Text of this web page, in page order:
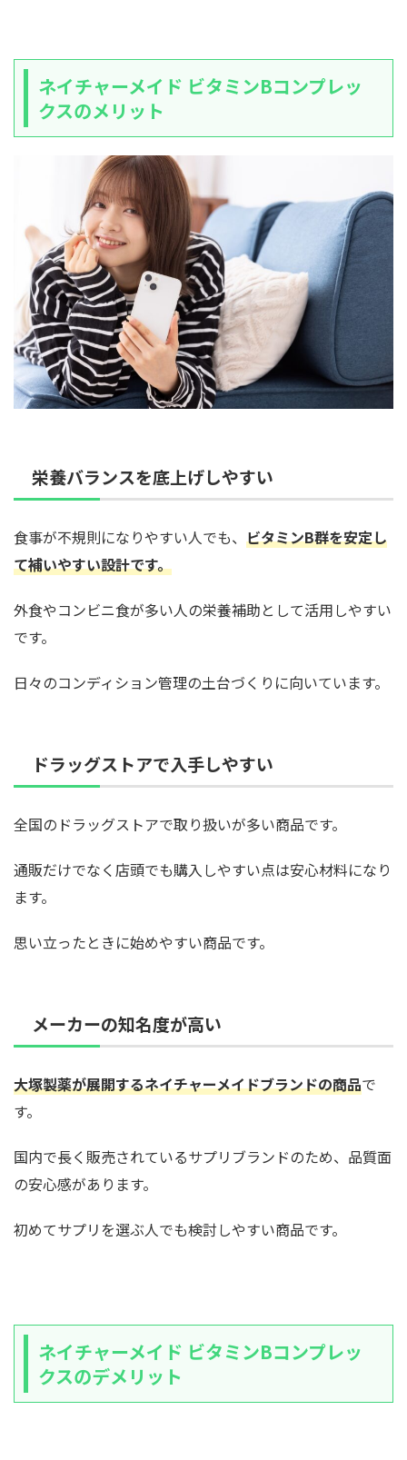
ネイチャーメイド ビタミンBコンプレッ
クスのメリット
栄養バランスを底上げしやすい
食事が不規則になりやすい人でも、 ビタミンB群を安定し
て補いやすい設計です。
外食やコンビニ食が多い人の栄養補助として活用しやすい
です。
日々のコンディション管理の土台づくりに向いています。
ドラッグストアで入手しやすい
全国のドラッグストアで取り扱いが多い商品です。
通販だけでなく店頭でも購入しやすい点は安心材料になり
ます。
思い立ったときに始めやすい商品です。
メーカーの知名度が高い
大塚製薬が展開するネイチャーメイドブランドの商品で
す。
国内で長く販売されているサプリブランドのため、品質面
の安心感があります。
初めてサプリを選ぶ人でも検討しやすい商品です。
ネイチャーメイド ビタミンBコンプレッ
クスのデメリット